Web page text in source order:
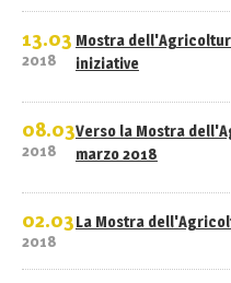
13.03
2018
Mostra
iniziative
08.03
2018
Verso la Mostra
marzo 2018
02.03
2018
La Mostra